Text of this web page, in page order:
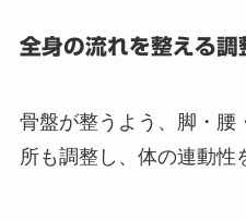
全身の流れを整える調
骨盤が整うよう、脚・腰
所も調整し、体の連動性